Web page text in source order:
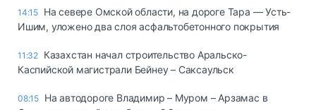
14:15 На севере Омской области, на дороге Тара — Усть-
Ишим, уложено два слоя асфальтобетонного покрытия
11:32 Казахстан начал строительство Аральско-
Каспийской магистрали Бейнеу – Саксаульск
08:15 На автодороге Владимир – Муром – Арзамас в